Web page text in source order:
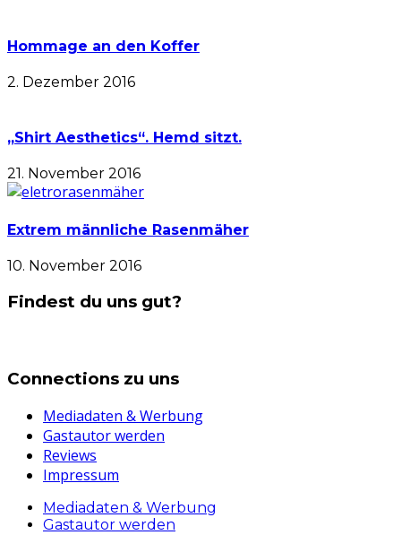
Hommage an den Koffer
2. Dezember 2016
„Shirt Aesthetics“. Hemd sitzt.
21. November 2016
Extrem männliche Rasenmäher
10. November 2016
Findest du uns gut?
Connections zu uns
Mediadaten & Werbung
Gastautor werden
Reviews
Impressum
Mediadaten & Werbung
Gastautor werden